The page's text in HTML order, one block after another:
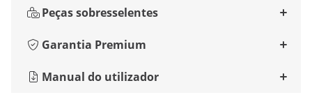
Peças sobresselentes
Garantia Premium
Manual do utilizador